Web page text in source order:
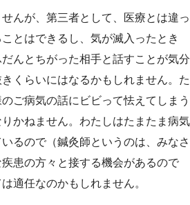
んが、第三者として、医療とは違っ
とはできるし、気が滅入ったとき
んとちがった相手と話すことが気分
くらいにはなるかもしれません。た
ご病気の話にビビって怯えてしまう
かねません。わたしはたまたま病気
るので（鍼灸師というのは、みなさ
患の方々と接する機会があるので
適任なのかもしれません。